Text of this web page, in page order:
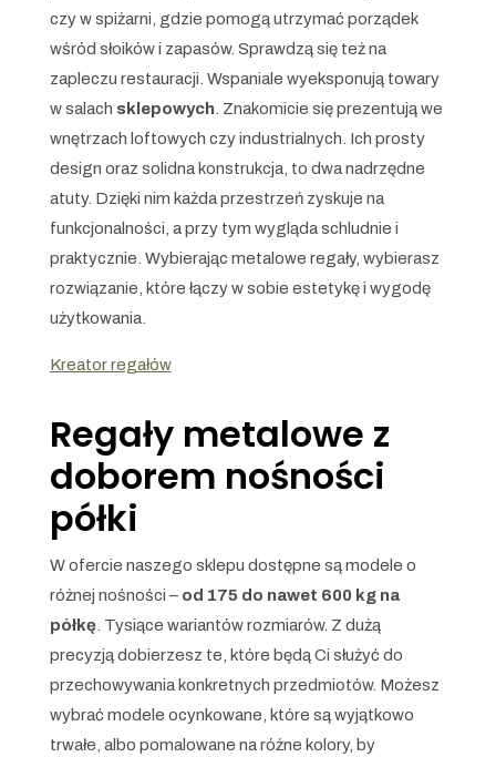
czy w spiżarni, gdzie pomogą utrzymać porządek
wśród słoików i zapasów. Sprawdzą się też na
zapleczu restauracji. Wspaniale wyeksponują towary
w salach sklepowych . Znakomicie się prezentują we
wnętrzach loftowych czy industrialnych. Ich prosty
design oraz solidna konstrukcja, to dwa nadrzędne
atuty. Dzięki nim każda przestrzeń zyskuje na
funkcjonalności, a przy tym wygląda schludnie i
praktycznie. Wybierając metalowe regały, wybierasz
rozwiązanie, które łączy w sobie estetykę i wygodę
użytkowania.
Kreator regałów
Regały metalowe z
doborem nośności
półki
W ofercie naszego sklepu dostępne są modele o
różnej nośności – od 175 do nawet 600 kg na
półkę. Tysiące wariantów rozmiarów. Z dużą
precyzją dobierzesz te, które będą Ci służyć do
przechowywania konkretnych przedmiotów. Możesz
wybrać modele ocynkowane, które są wyjątkowo
trwałe, albo pomalowane na różne kolory, by